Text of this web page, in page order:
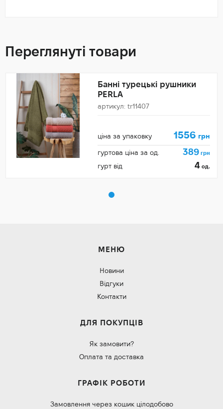
Переглянуті товари
Банні турецькі рушники
PERLA
артикул: tr11407
ціна за упаковку 1556 грн
гуртова ціна за од. 389 грн
гурт від 4 од.
МЕНЮ
Новини
Відгуки
Контакти
ДЛЯ ПОКУПЦІВ
Як замовити?
Оплата та доставка
ГРАФІК РОБОТИ
Замовлення через кошик цілодобово